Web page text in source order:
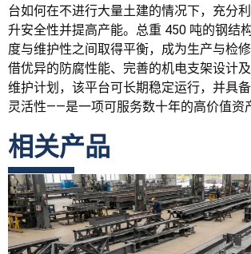
台如何在不进行大量土建的情况下，充分
升安全性并提高产能。总重 450 吨的钢结
度与维护性之间取得平衡，成为生产与检
借优异的防腐性能、完善的机电支架设计
维护计划，该平台可长期稳定运行，并具
灵活性——是一项可服务数十年的高价值资
相关产品